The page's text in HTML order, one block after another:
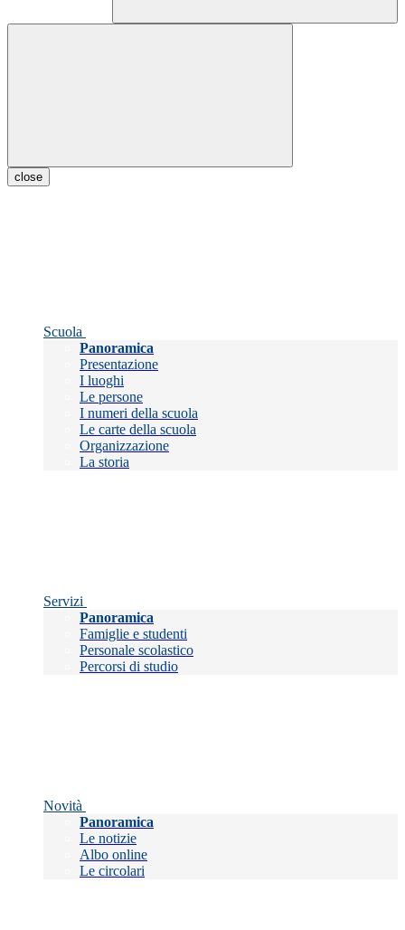
close
Scuola
Panoramica
Presentazione
I luoghi
Le persone
I numeri della scuola
Le carte della scuola
Organizzazione
La storia
Servizi
Panoramica
Famiglie e studenti
Personale scolastico
Percorsi di studio
Novità
Panoramica
Le notizie
Albo online
Le circolari